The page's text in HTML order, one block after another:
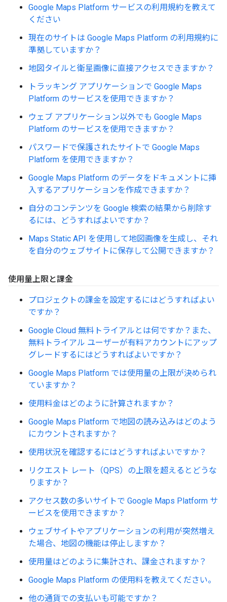
Google Maps Platform サービスの利用規約を教えて
ください
現在のサイトは Google Maps Platform の利用規約に
準拠していますか？
地図タイルと衛星画像に直接アクセスできますか？
トラッキング アプリケーションで Google Maps
Platform のサービスを使用できますか？
ウェブ アプリケーション以外でも Google Maps
Platform のサービスを使用できますか？
パスワードで保護されたサイトで Google Maps
Platform を使用できますか？
Google Maps Platform のデータをドキュメントに挿
入するアプリケーションを作成できますか？
自分のコンテンツを Google 検索の結果から削除す
るには、どうすればよいですか？
Maps Static API を使用して地図画像を生成し、それ
を自分のウェブサイトに保存して公開できますか？
使用量上限と課金
プロジェクトの課金を設定するにはどうすればよい
ですか？
Google Cloud 無料トライアルとは何ですか？また、
無料トライアル ユーザーが有料アカウントにアップ
グレードするにはどうすればよいですか？
Google Maps Platform では使用量の上限が決められ
ていますか？
使用料金はどのように計算されますか？
Google Maps Platform で地図の読み込みはどのよう
にカウントされますか？
使用状況を確認するにはどうすればよいですか？
リクエスト レート（QPS）の上限を超えるとどうな
りますか？
アクセス数の多いサイトで Google Maps Platform サ
ービスを使用できますか？
ウェブサイトやアプリケーションの利用が突然増え
た場合、地図の機能は停止しますか？
使用量はどのように集計され、課金されますか？
Google Maps Platform の使用料を教えてください。
他の通貨での支払いも可能ですか？